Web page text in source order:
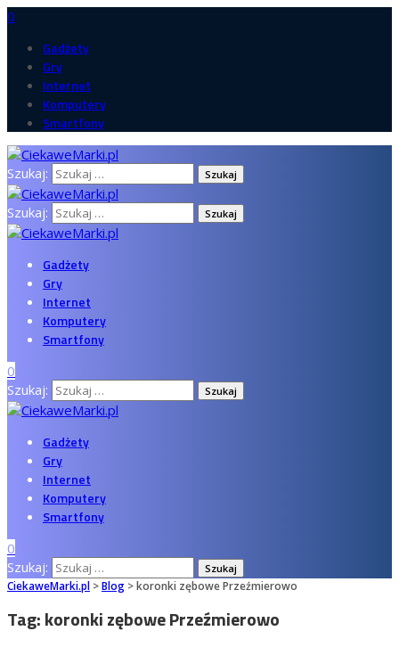
0
Gadżety
Gry
Internet
Komputery
Smartfony
Szukaj:
Szukaj:
Gadżety
Gry
Internet
Komputery
Smartfony
0
Szukaj:
Gadżety
Gry
Internet
Komputery
Smartfony
0
Szukaj:
CiekaweMarki.pl >Blog >koronki zębowe Przeźmierowo
Tag:koronki zębowe Przeźmierowo